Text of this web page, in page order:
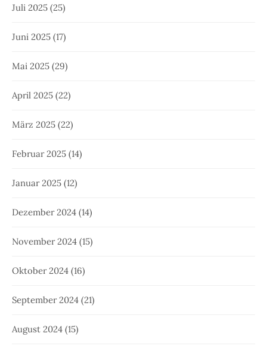
Juli 2025 (25)
Juni 2025 (17)
Mai 2025 (29)
April 2025 (22)
März 2025 (22)
Februar 2025 (14)
Januar 2025 (12)
Dezember 2024 (14)
November 2024 (15)
Oktober 2024 (16)
September 2024 (21)
August 2024 (15)